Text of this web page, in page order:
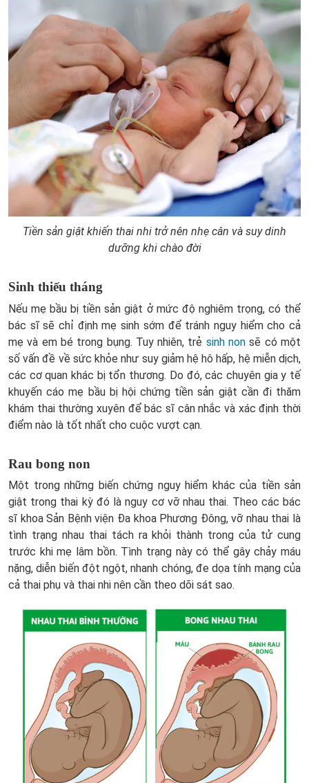
Tiền sản giật khiến thai nhi trở nên nhẹ cân và suy dinh
dưỡng khi chào đời
Sinh thiếu tháng
Nếu mẹ bầu bị tiền sản giật ở mức độ nghiêm trọng, có thể
bác sĩ sẽ chỉ định mẹ sinh sớm để tránh nguy hiểm cho cả
mẹ và em bé trong bụng. Tuy nhiên, trẻ sinh non sẽ có một
số vấn đề về sức khỏe như suy giảm hệ hô hấp, hệ miễn dịch,
các cơ quan khác bị tổn thương. Do đó, các chuyên gia y tế
khuyến cáo mẹ bầu bị hội chứng tiền sản giật cần đi thăm
khám thai thường xuyên để bác sĩ cân nhắc và xác định thời
điểm nào là tốt nhất cho cuộc vượt cạn.
Rau bong non
Một trong những biến chứng nguy hiểm khác của tiền sản
giật trong thai kỳ đó là nguy cơ vỡ nhau thai. Theo các bác
sĩ khoa Sản Bệnh viện Đa khoa Phương Đông, vỡ nhau thai là
tình trạng nhau thai tách ra khỏi thành trong của tử cung
trước khi mẹ lâm bồn. Tình trạng này có thể gây chảy máu
nặng, diễn biến đột ngột, nhanh chóng, đe dọa tính mạng của
cả thai phụ và thai nhi nên cần theo dõi sát sao.